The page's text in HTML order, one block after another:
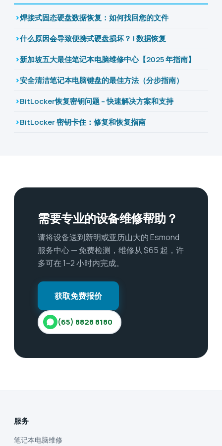
焊接式固态硬盘数据恢复：如何找回您的文件
什么原因会导致便携式硬盘损坏？ | 数据恢复
新加坡五大最佳笔记本电脑维修中心【2025 年指南】
安全清洁笔记本电脑键盘的最佳方法（分步指南）
BitLocker恢复密钥问题 – 快速解决方案和支持
BitLocker 密钥卡住：修复和恢复指南
需要专业的设备维修帮助？
请将设备送到新明或亚历山大的 Esmond
服务中心 — 免费检测，维修从 $65 起，许
多可在 1–2 小时内完成。
获取免费报价
(65) 8828 8180
服务
笔记本电脑维修